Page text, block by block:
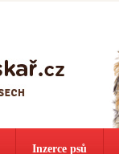
Inzerce psů